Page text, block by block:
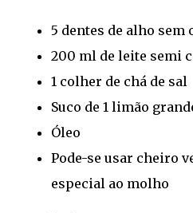
5 dentes de alho sem
200 ml de leite semi
1 colher de chá de sal
Suco de 1 limão
Óleo
Pode-se usar cheiro
especial ao molho